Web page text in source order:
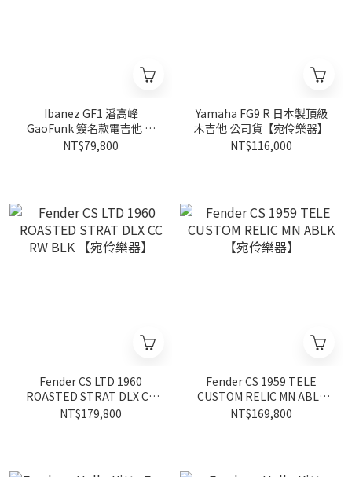
Ibanez GF1 潘高峰
GaoFunk 簽名款電吉他 公
司貨【宛伶樂器】
NT$79,800
Yamaha FG9 R 日本製頂級
木吉他 公司貨【宛伶樂器】
NT$116,000
Fender CS LTD 1960
ROASTED STRAT DLX CC
RW BLK 【宛伶樂器】
NT$179,800
Fender CS 1959 TELE
CUSTOM RELIC MN ABLK
【宛伶樂器】
NT$169,800